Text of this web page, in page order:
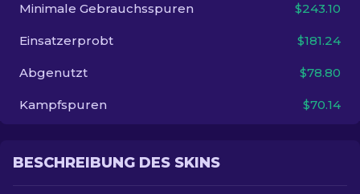
Minimale Gebrauchsspuren $243.10
Einsatzerprobt $181.24
Abgenutzt $78.80
Kampfspuren $70.14
BESCHREIBUNG DES SKINS